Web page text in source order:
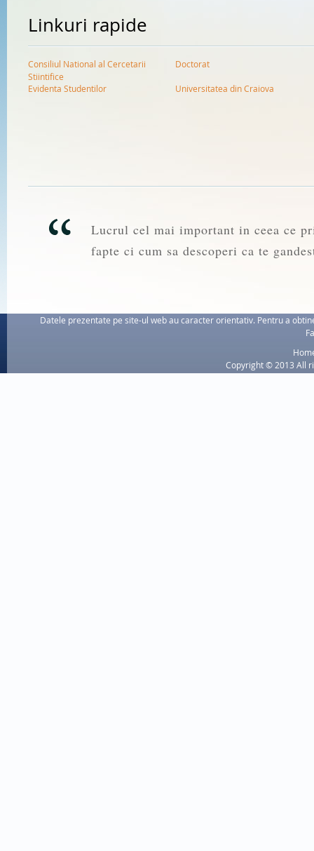
Linkuri rapide
Consiliul National al Cercetarii
Stiintifice
Doctorat
Evidenta Studentilor Universitatea din Craiova
Lucrul cel mai important in ceea ce
fapte ci cum sa descoperi ca te
Datele prezentate pe site-ul web au caracter orientativ. Pentru a
Copyright © 2013 All